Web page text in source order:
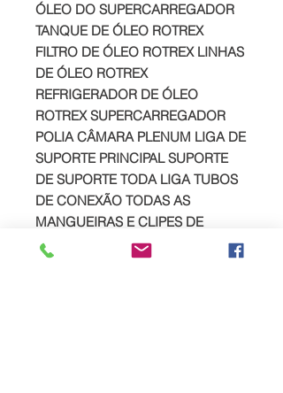
ÓLEO DO SUPERCARREGADOR
TANQUE DE ÓLEO ROTREX
FILTRO DE ÓLEO ROTREX LINHAS
DE ÓLEO ROTREX
REFRIGERADOR DE ÓLEO
ROTREX SUPERCARREGADOR
POLIA CÂMARA PLENUM LIGA DE
SUPORTE PRINCIPAL SUPORTE
DE SUPORTE TODA LIGA TUBOS
DE CONEXÃO TODAS AS
MANGUEIRAS E CLIPES DE
SILICONE CORREIA DE
ACIONAMENTO PRINCIPAL